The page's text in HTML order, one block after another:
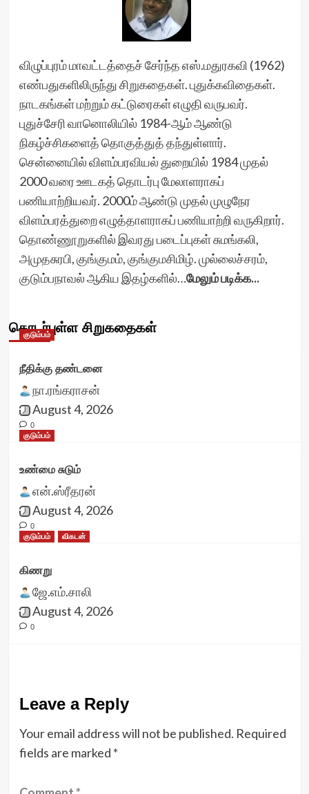
விழுப்புரம் மாவட்டத்தைச் சேர்ந்த எஸ்.மதுரகவி (1962)
எண்பதுகளிலிருந்து சிறுகதைகள். புதுக்கவிதைகள்.
நாடகங்கள் மற்றும் கட்டுரைகள் எழுதி வருபவர்.
புதுச்சேரி வானொலியில் 1984-ஆம் ஆண்டு
நிகழ்ச்சிகளைத் தொகுத்துத் தந்துள்ளார்.
சென்னையில் விளம்பரவியல் துறையில் 1984 முதல்
2000 வரை ஊடகத் தொடர்பு மேலாளராகப்
பணியாற்றியவர். 2000ம் ஆண்டு முதல் முழுநேர
விளம்பரத்துறை எழுத்தாளராகப் பணியாற்றி வருகிறார்.
தொண்ணூறுகளில் இவரது படைப்புகள் சுமங்கலி,
அமுதசுரபி, குங்குமம், குங்குமசிமிழ். முல்லைச்சரம்,
குடும்பநாவல் ஆகிய இதழ்களில்…மேலும் படிக்க...
தொடர்புள்ள சிறுகதைகள்
குடும்பம்
நீதிக்கு தண்டனை
நா.ரங்கராசன்
August 4, 2026
0
குடும்பம்
உண்மை சுடும்
என்.ஸ்ரீதரன்
August 4, 2026
0
குடும்பம்
விகடன்
கிணறு
ஜே.எம்.சாலி
August 4, 2026
0
Leave a Reply
Your email address will not be published. Required
fields are marked *